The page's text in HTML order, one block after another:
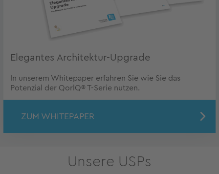
Elegantes Architektur-Upgrade
In unserem Whitepaper erfahren Sie wie Sie das
Potenzial der QorlQ® T-Serie nutzen.
ZUM WHITEPAPER
Unsere USPs